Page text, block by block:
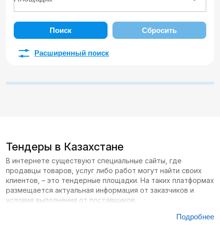
Поиск Сбросить
Расширенный поиск
Тендеры в Казахстане
В интернете существуют специальные сайты, где
продавцы товаров, услуг либо работ могут найти своих
клиентов, – это тендерные площадки. На таких платформах
размещается актуальная информация от заказчиков и
условия выполнения от поставщиков.
Подробнее